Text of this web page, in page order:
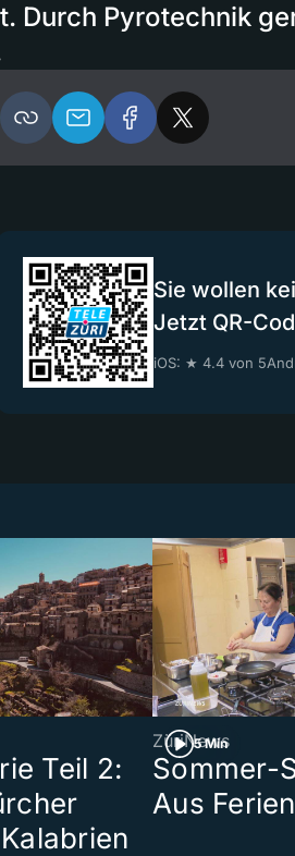
Durch Pyrotechnik
Sie wollen
Jetzt QR-
iOS: ★ 4.4 von 5
Teil 2:
5 Min
ZüriNews
Sommer-
Aus